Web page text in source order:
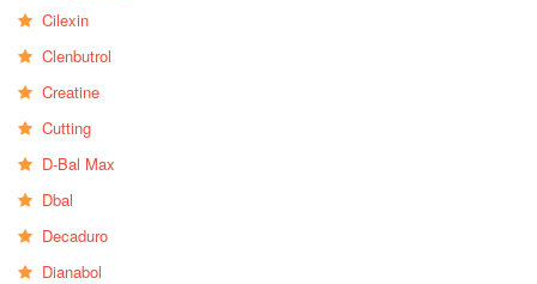
Cilexin
Clenbutrol
Creatine
Cutting
D-Bal Max
Dbal
Decaduro
Dianabol